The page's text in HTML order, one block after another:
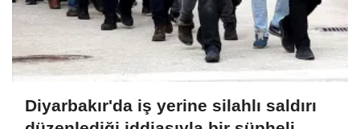
Diyarbakır'da iş yerine silahlı saldırı